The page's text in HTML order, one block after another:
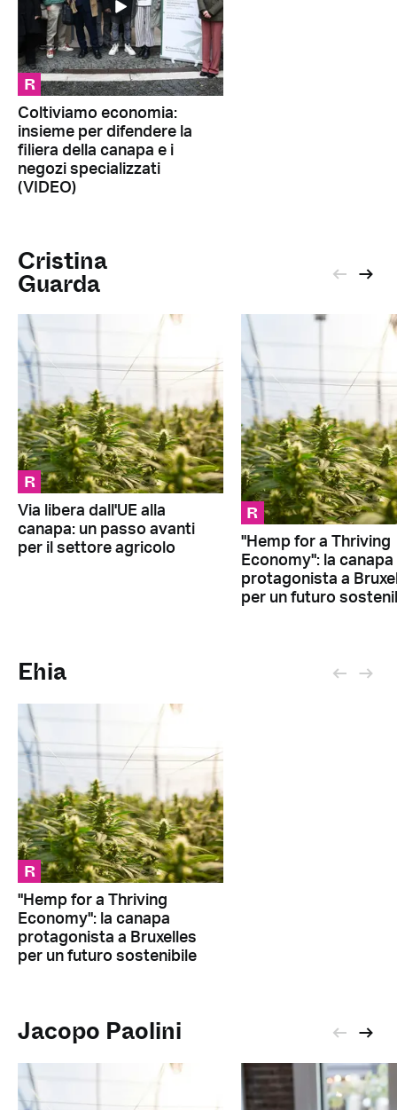
R
Coltiviamo economia:
insieme per difendere la
filiera della canapa e i
negozi specializzati
(VIDEO)
Cristina
Guarda
R
Via libera dall'UE alla
canapa: un passo avanti
per il settore agricolo
R
"Hemp for a Thriving
Economy": la canapa
protagonista a
per un futuro
Ehia
R
"Hemp for a Thriving
Economy": la canapa
protagonista a Bruxelles
per un futuro sostenibile
Jacopo Paolini